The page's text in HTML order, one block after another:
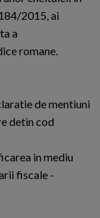
2015, ai
a
romane.
de mentiuni
detin cod
in mediu
fiscale -